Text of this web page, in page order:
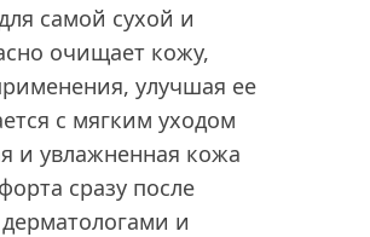
самой сухой и
очищает кожу,
улучшая ее
с мягким уходом
и увлажненная кожа
сразу после
и